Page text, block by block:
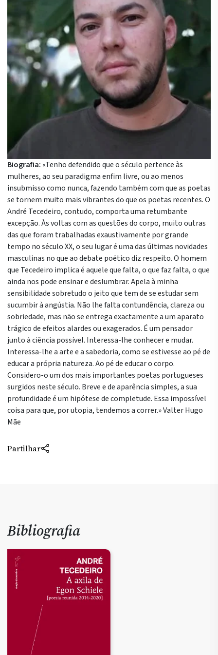
Biografia: «Tenho defendido que o século pertence às
mulheres, ao seu paradigma enfim livre, ou ao menos
insubmisso como nunca, fazendo também com que as poetas
se tornem muito mais vibrantes do que os poetas recentes. O
André Tecedeiro, contudo, comporta uma retumbante
excepção. Às voltas com as questões do corpo, muito outras
das que foram trabalhadas exaustivamente por grande
tempo no século XX, o seu lugar é uma das últimas novidades
masculinas no que ao debate poético diz respeito. O homem
que Tecedeiro implica é aquele que falta, o que faz falta, o que
ainda nos pode ensinar e deslumbrar. Apela à minha
sensibilidade sobretudo o jeito que tem de se estudar sem
sucumbir à angústia. Não lhe falta contundência, clareza ou
sobriedade, mas não se entrega exactamente a um aparato
trágico de efeitos alardes ou exagerados. É um pensador
junto à ciência possível. Interessa-lhe conhecer e mudar.
Interessa-lhe a arte e a sabedoria, como se estivesse ao pé de
educar a própria natureza. Ao pé de educar o corpo.
Considero-o um dos mais importantes poetas portugueses
surgidos neste século. Breve e de aparência simples, a sua
profundidade é um hipótese de completude. Essa impossível
coisa para que, por utopia, tendemos a correr.» Valter Hugo
Mãe
Partilhar
Bibliografia